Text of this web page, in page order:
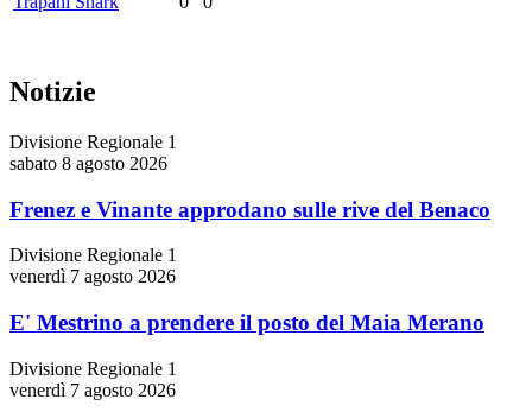
Notizie
Divisione Regionale 1
sabato 8 agosto 2026
Frenez e Vinante approdano sulle rive del Benaco
Divisione Regionale 1
venerdì 7 agosto 2026
E' Mestrino a prendere il posto del Maia Merano
Divisione Regionale 1
venerdì 7 agosto 2026